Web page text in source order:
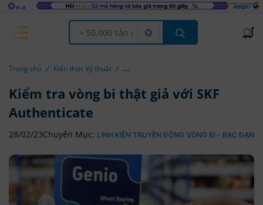
Offcanvas Menu Open
Trang chủ Kiến thức kỹ thuật
Kiểm tra vòng bi thật giả với SKF
Authenticate
28/02/23Chuyên Mục: LINH KIỆN TRUYỀN ĐỘNG VÒNG BI - BẠC ĐẠN